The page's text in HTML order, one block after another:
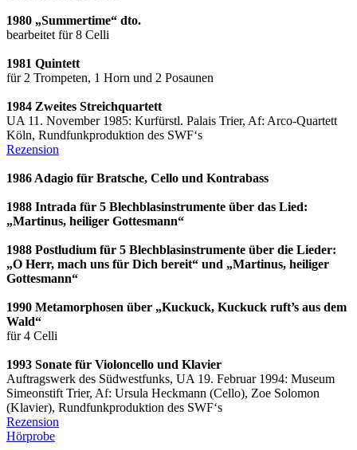
1980 „Summertime“ dto.
bearbeitet für 8 Celli
1981 Quintett
für 2 Trompeten, 1 Horn und 2 Posaunen
1984 Zweites Streichquartett
UA 11. November 1985: Kurfürstl. Palais Trier, Af: Arco-Quartett
Köln, Rundfunkproduktion des SWF‘s
Rezension
1986 Adagio für Bratsche, Cello und Kontrabass
1988 Intrada für 5 Blechblasinstrumente über das Lied:
„Martinus, heiliger Gottesmann“
1988 Postludium für 5 Blechblasinstrumente über die Lieder:
„O Herr, mach uns für Dich bereit“ und „Martinus, heiliger
Gottesmann“
1990 Metamorphosen über „Kuckuck, Kuckuck ruft’s aus dem
Wald“
für 4 Celli
1993 Sonate für Violoncello und Klavier
Auftragswerk des Südwestfunks, UA 19. Februar 1994: Museum
Simeonstift Trier, Af: Ursula Heckmann (Cello), Zoe Solomon
(Klavier), Rundfunkproduktion des SWF‘s
Rezension
Hörprobe